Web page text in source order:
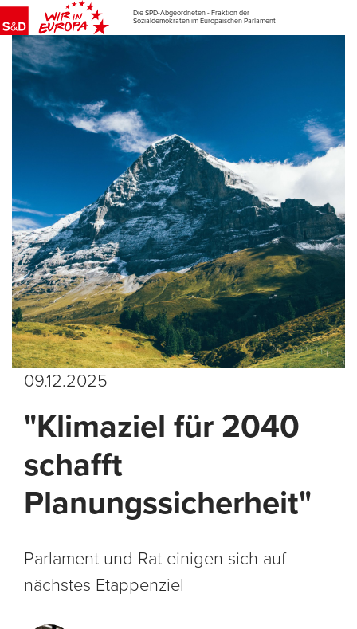
Die SPD-Abgeordneten - Fraktion der
Sozialdemokraten im Europäischen Parlament
09.12.2025
"Klimaziel für 2040
schafft
Planungssicherheit"
Parlament und Rat einigen sich auf
nächstes Etappenziel